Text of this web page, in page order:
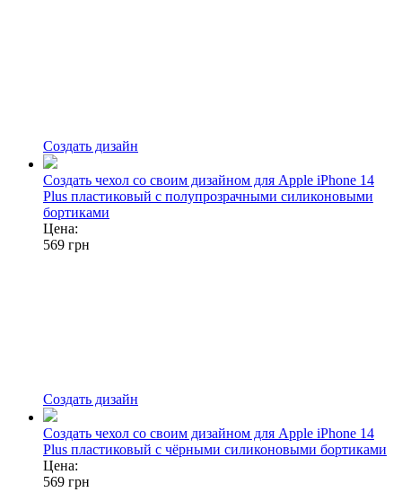
Создать дизайн
Создать чехол со своим дизайном для Apple iPhone 14
Plus пластиковый с полупрозрачными силиконовыми
бортиками
Цена:
569 грн
Создать дизайн
Создать чехол со своим дизайном для Apple iPhone 14
Plus пластиковый с чёрными силиконовыми бортиками
Цена:
569 грн